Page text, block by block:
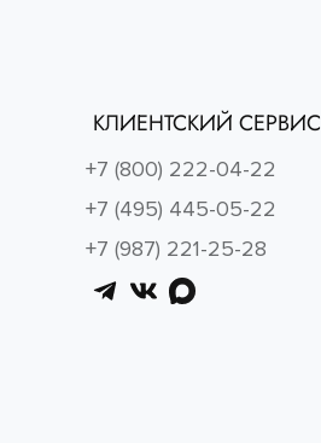
КЛИЕНТСКИЙ СЕРВИС
+7 (800) 222-04-22
+7 (495) 445-05-22
+7 (987) 221-25-28